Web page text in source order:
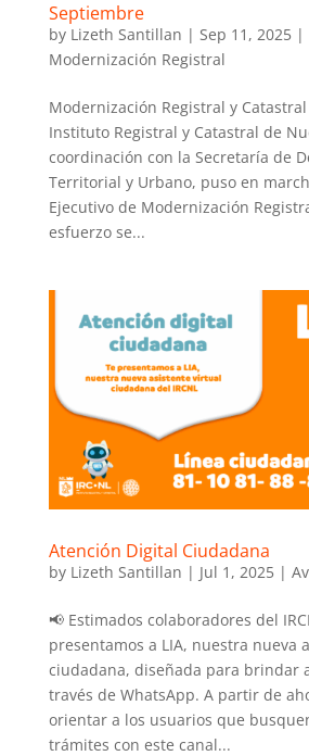
Septiembre
by Lizeth Santillan | Sep 11, 2025|
Modernización Registral
Modernización Registral y
Instituto Registral y Catastral de
coordinación con la Secretaría de
Territorial y Urbano, puso en
Ejecutivo de Modernización
esfuerzo se...
Atención Digital Ciudadana
by Lizeth Santillan | Jul 1, 2025|
📢 Estimados colaboradores del
presentamos a LIA, nuestra nueva
ciudadana, diseñada para brindar
través de WhatsApp. A partir de
orientar a los usuarios que
trámites con este canal...